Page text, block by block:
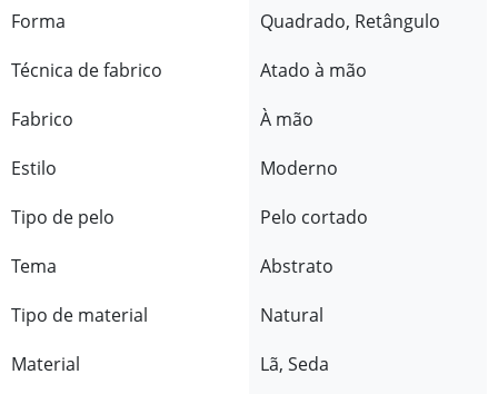
Forma
Quadrado, Retângulo
Técnica de fabrico
Atado à mão
Fabrico
À mão
Estilo
Moderno
Tipo de pelo
Pelo cortado
Tema
Abstrato
Tipo de material
Natural
Material
Lã, Seda